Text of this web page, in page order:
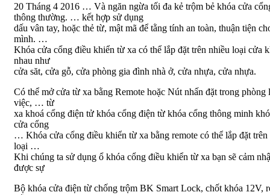
20 Tháng 4 2016 … Và ngăn ngừa tối đa kẻ trộm bẻ khóa cửa
thông thường. … kết hợp sử dụng
dấu vân tay, hoặc thẻ từ, mật mã để tằng tính an toàn, thuận tiện
mình. …
Khóa cửa cổng điều khiển từ xa có thể lắp đặt trên nhiều loại cửa
nhau như
cửa săt, cửa gỗ, cửa phòng gia đình nhà ở, cửa nhựa, cửa nhựa.
Có thể mở cửa từ xa bằng Remote hoặc Nút nhấn đặt trong phòng
việc, … từ
xa khoá cổng điện tử khóa cổng điện từ khóa cổng thông minh
cửa cổng
… Khóa cửa cổng điều khiển từ xa bằng remote có thể lắp đặt trên
loại …
Khi chúng ta sử dụng ổ khóa cổng điều khiển từ xa bạn sẽ cảm
được sự
Bộ khóa cửa điện từ chống trộm BK Smart Lock, chốt khóa 12V,